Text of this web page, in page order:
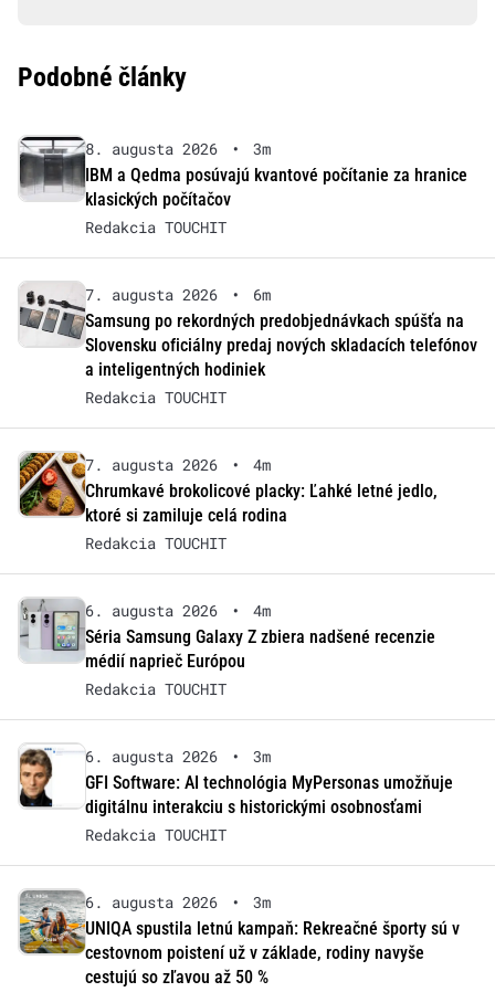
Podobné články
8. augusta 2026 •
3m
IBM a Qedma posúvajú kvantové počítanie za hranice
klasických počítačov
Redakcia TOUCHIT
7. augusta 2026 •
6m
Samsung po rekordných predobjednávkach spúšťa na
Slovensku oficiálny predaj nových skladacích telefónov
a inteligentných hodiniek
Redakcia TOUCHIT
7. augusta 2026 •
4m
Chrumkavé brokolicové placky: Ľahké letné jedlo,
ktoré si zamiluje celá rodina
Redakcia TOUCHIT
6. augusta 2026 •
4m
Séria Samsung Galaxy Z zbiera nadšené recenzie
médií naprieč Európou
Redakcia TOUCHIT
6. augusta 2026 •
3m
GFI Software: AI technológia MyPersonas umožňuje
digitálnu interakciu s historickými osobnosťami
Redakcia TOUCHIT
6. augusta 2026 •
3m
UNIQA spustila letnú kampaň: Rekreačné športy sú v
cestovnom poistení už v základe, rodiny navyše
cestujú so zľavou až 50 %